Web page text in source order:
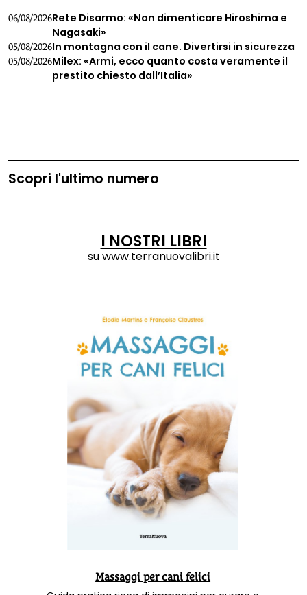
06/08/2026Rete Disarmo: «Non dimenticare Hiroshima e
Nagasaki»
05/08/2026In montagna con il cane. Divertirsi in sicurezza
05/08/2026Milex: «Armi, ecco quanto costa veramente il
prestito chiesto dall’Italia»
Scopri l'ultimo numero
I NOSTRI LIBRI
suwww.terranuovalibri.it
Massaggi per cani felici